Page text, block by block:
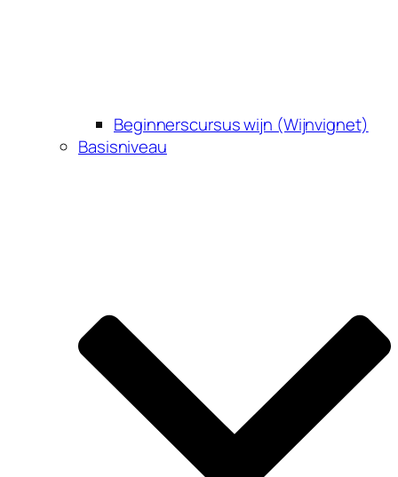
Beginnerscursus wijn (Wijnvignet)
Basisniveau